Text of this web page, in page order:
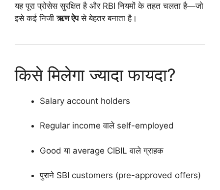
यह पूरा प्रोसेस सुरक्षित है और RBI नियमों के तहत चलता है—जो
इसे कई निजीऋण ऐपसे बेहतर बनाता है।
किसे मिलेगा ज्यादा फायदा?
Salary account holders
Regular income वाले self-employed
Good या average CIBIL वाले ग्राहक
पुराने SBI customers (pre-approved offers)